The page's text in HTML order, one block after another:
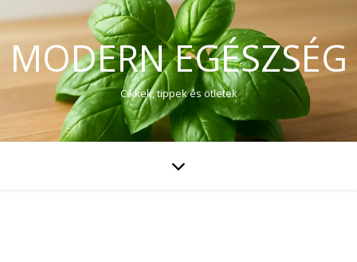
MODERN EGÉSZSÉG
Cikkek, tippek és ötletek